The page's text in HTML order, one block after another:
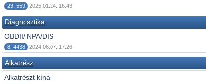
23, 559 2025.01.24. 16:43
Diagnosztika
OBDII/INPA/DIS
8, 4438 2024.06.07. 17:26
Alkatrész
Alkatrészt kínál